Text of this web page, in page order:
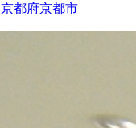
京都府京都市